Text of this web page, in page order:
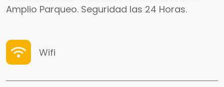
Amplio Parqueo. Seguridad las 24 Horas.
Wifi